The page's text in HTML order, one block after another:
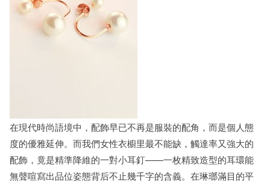
在現代時尚語境中，配飾早已不再是服裝的配角，而是個人態
度的優雅延伸。而我們女性衣櫥里最不能缺，觸達率又強大的
配飾，竟是精準降維的一對小耳釘——一枚精致造型的耳環能
無聲喧寫出品位姿態背后不止幾千字的含義。在琳瑯滿目的平